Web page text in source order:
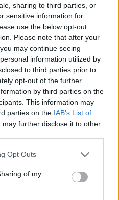
sharing to third parties, or
sensitive information for
use the below opt-out
Please note that after your
may continue seeing
information utilized by
to third parties prior to
opt-out of the further
by third parties on the
This information may
parties on the IAB’s List of
may further disclose it to other
uses one or more Google
behaviour. You may click to
and its third-party tags to
purposes in below Google
Opt Outs
of my
della riabilitazione e il